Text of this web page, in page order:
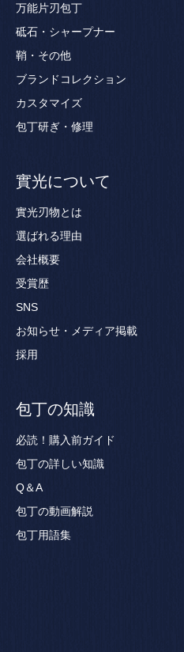
万能片刃包丁
砥石・シャープナー
鞘・その他
ブランドコレクション
カスタマイズ
包丁研ぎ・修理
實光について
實光刃物とは
選ばれる理由
会社概要
受賞歴
SNS
お知らせ・メディア掲載
採用
包丁の知識
必読！購入前ガイド
包丁の詳しい知識
Q＆A
包丁の動画解説
包丁用語集